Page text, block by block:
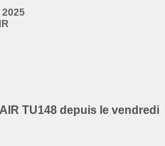
TU148 depuis le vendredi